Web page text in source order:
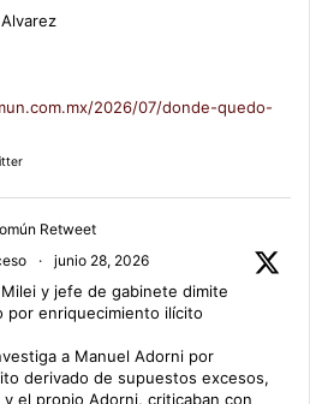
2026/07/donde-quedo-
Retweet
· junio 28, 2026
y jefe de gabinete dimite
por enriquecimiento ilícito
a Manuel Adorni por
derivado de supuestos excesos,
el propio Adorni, criticaban con